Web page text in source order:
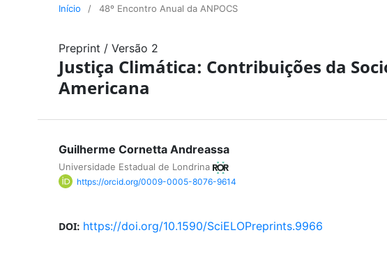
Início / 48º Encontro Anual da ANPOCS
Preprint / Versão 2
Justiça Climática: Contribuições da
Americana
Guilherme Cornetta Andreassa
Universidade Estadual de Londrina
https://orcid.org/0009-0005-8076-9614
DOI: https://doi.org/10.1590/SciELOPreprints.9966